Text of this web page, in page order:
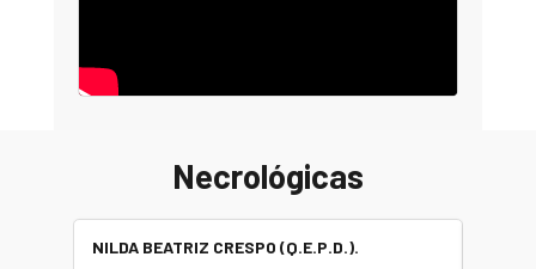
Necrológicas
NILDA BEATRIZ CRESPO (Q.E.P.D.).